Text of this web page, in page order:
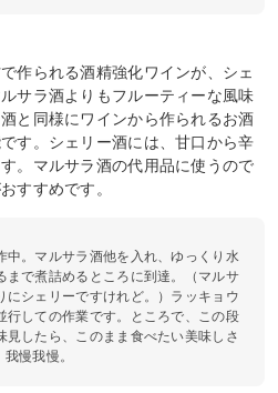
作られる酒精強化ワインが、シェ
サラ酒よりもフルーティーな風味
と同様にワインから作られるお酒
す。シェリー酒には、甘口から辛
。マルサラ酒の代用品に使うので
すすめです。
中。マルサラ酒他を入れ、ゆっくり水
まで煮詰めるところに到達。（マルサ
にシェリーですけれど。）ラッキョウ
行しての作業です。ところで、この段
見したら、このまま食べたい美味しさ
慢我慢。